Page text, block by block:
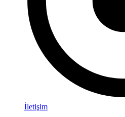
İletişim